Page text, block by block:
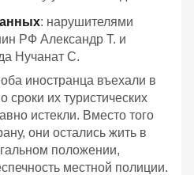
: нарушителями
РФ Александр Т. и
Нучанат С.
оба иностранца въехали в
сроки их туристических
истекли. Вместо того
они остались жить в
положении,
местной полиции.